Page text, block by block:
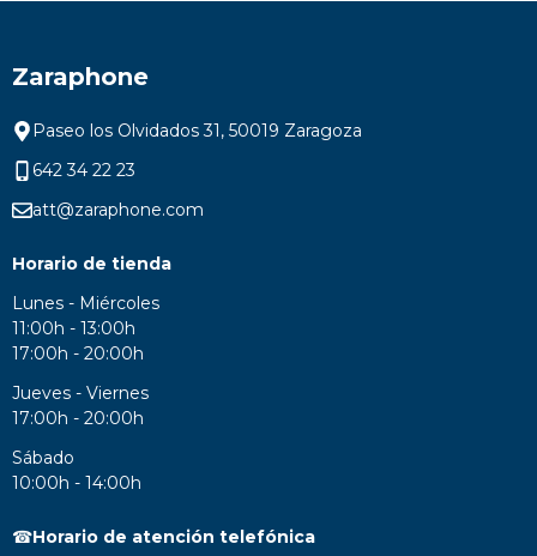
Zaraphone
Paseo los Olvidados 31, 50019 Zaragoza
642 34 22 23
att@zaraphone.com
Horario de tienda
Lunes - Miércoles
11:00h - 13:00h
17:00h - 20:00h
Jueves - Viernes
17:00h - 20:00h
Sábado
10:00h - 14:00h
☎Horario de atención telefónica